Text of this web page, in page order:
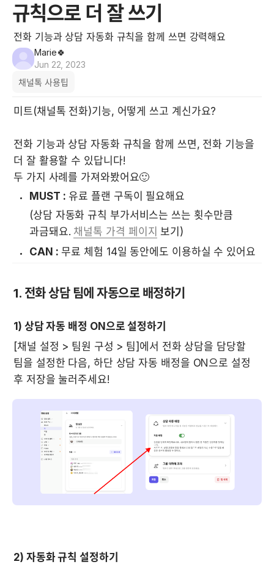
규칙으로 더 잘 쓰기
전화 기능과 상담 자동화 규칙을 함께 쓰면 강력해요
Marie🍀
Jun 22, 2023
채널톡 사용팁
미트(채널톡 전화)기능, 어떻게 쓰고 계신가요?
전화 기능과 상담 자동화 규칙을 함께 쓰면, 전화 기능을
더 잘 활용할 수 있답니다!
두 가지 사례를 가져와봤어요🙂
MUST : 유료 플랜 구독이 필요해요
(상담 자동화 규칙 부가서비스는 쓰는 횟수만큼
과금돼요. 채널톡 가격 페이지 보기)
CAN : 무료 체험 14일 동안에도 이용하실 수 있어요
1. 전화 상담 팀에 자동으로 배정하기
1) 상담 자동 배정 ON으로 설정하기
[채널 설정 > 팀원 구성 > 팀]에서 전화 상담을 담당할
팀을 설정한 다음, 하단 상담 자동 배정을 ON으로 설정
2) 자동화 규칙 설정하기